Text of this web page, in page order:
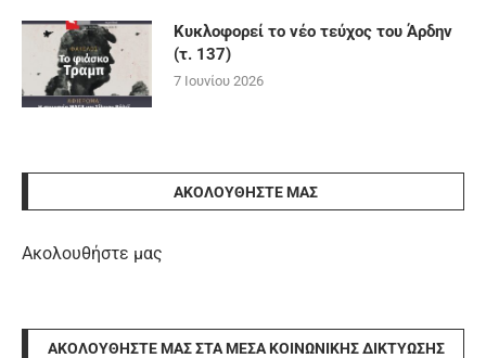
Κυκλοφορεί το νέο τεύχος του Άρδην
(τ. 137)
7 Ιουνίου 2026
ΑΚΟΛΟΥΘΉΣΤΕ ΜΑΣ
Ακολουθήστε μας
ΑΚΟΛΟΥΘΉΣΤΕ ΜΑΣ ΣΤΑ ΜΈΣΑ ΚΟΙΝΩΝΙΚΉΣ ΔΙΚΤΎΩΣΗΣ